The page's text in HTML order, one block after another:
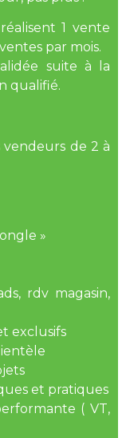
1 vente
par mois.
suite à la
qualifié.
vendeurs de 2 à
»
rdv magasin,
exclusifs
et pratiques
( VT,